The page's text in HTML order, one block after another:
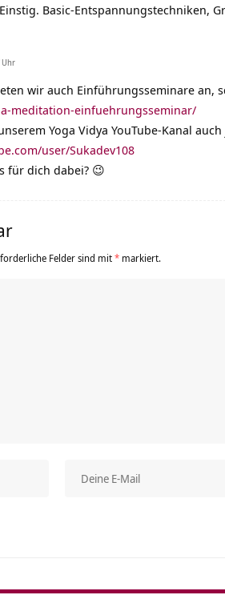
Basic-Entspannungstechniken,
Uhr
wir auch Einführungsseminare an,
meditation-einfuehrungsseminar/
Yoga Vidya YouTube-Kanal
user/Sukadev108
für dich dabei? 😉
Felder sind mit* markiert.